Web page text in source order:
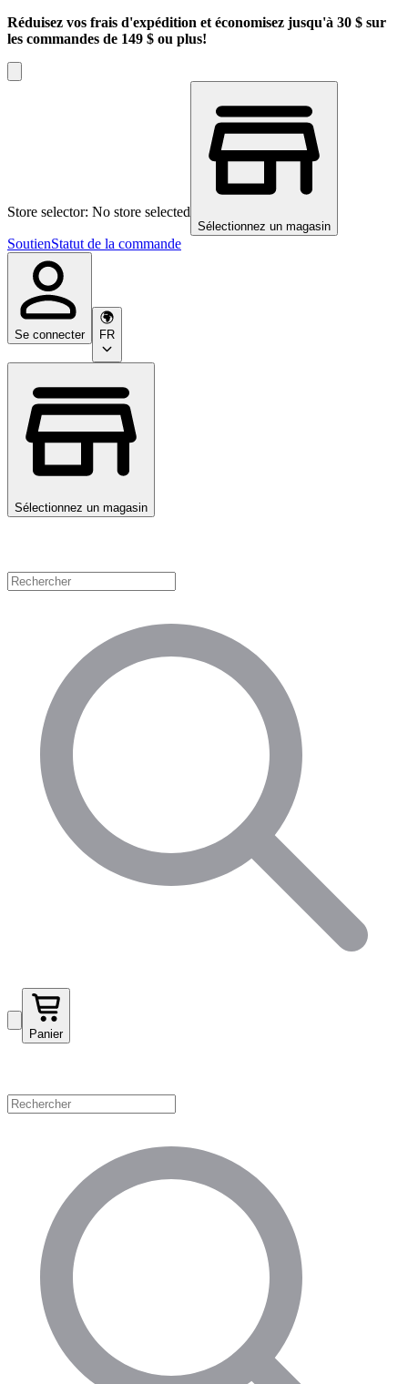
Réduisez vos frais d'expédition et économisez jusqu'à 30 $ sur
les commandes de 149 $ ou plus!
Store selector: No store selected
Sélectionnez un magasin
SoutienStatut de la commande
Se connecter FR
Sélectionnez un magasin
Panier